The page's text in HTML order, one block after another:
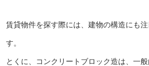
賃貸物件を探す際には、建物の構造にも
す。
とくに、コンクリートブロック造は、一